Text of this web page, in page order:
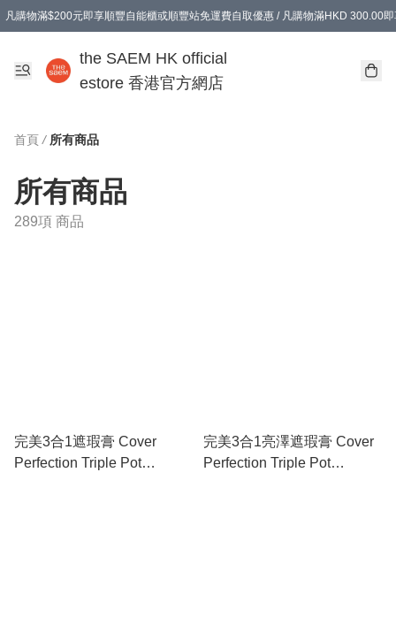
凡購物滿$200元即享順豐自能櫃或順豐站免運費自取優惠 / 凡購物滿HKD 300.00
the SAEM HK official
estore 香港官方網店
首頁 / 所有商品
所有商品
289項 商品
完美3合1遮瑕膏 Cover
Perfection Triple Pot
完美3合1亮澤遮瑕膏 Cover
Perfection Triple Pot